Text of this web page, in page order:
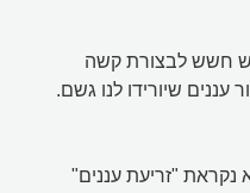
חשש לבצורת קשה
עננים שיורידו לנו גשם.
נקראת "זריעת עננים"